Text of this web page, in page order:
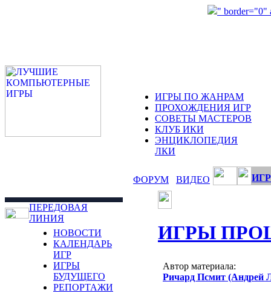
" border="0"
ИГРЫ ПО ЖАНРАМ
ПРОХОЖДЕНИЯ ИГР
СОВЕТЫ МАСТЕРОВ
КЛУБ ИКИ
ЭНЦИКЛОПЕДИЯ
ЛКИ
ФОРУМ ВИДЕО
ПЕРЕДОВАЯ
ЛИНИЯ
НОВОСТИ
КАЛЕНДАРЬ
ИГР
ИГРЫ
БУДУЩЕГО
РЕПОРТАЖИ
ИГРЫ
Автор материала:
Ричард Псмит (Андрей